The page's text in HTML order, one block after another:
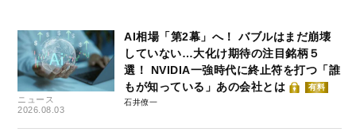
ニュース
2026.08.03
AI相場「第2幕」へ！ バブルはまだ崩壊
していない…大化け期待の注目銘柄５
選！ NVIDIA一強時代に終止符を打つ「誰
もが知っている」あの会社とは
有料
石井僚一